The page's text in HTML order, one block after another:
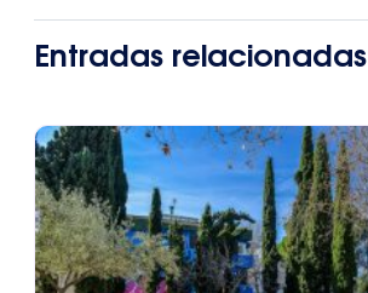
Entradas relacionadas